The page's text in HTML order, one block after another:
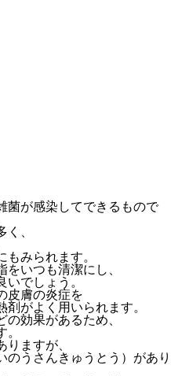
菌が感染してできるもので
、
みられます。
いつも清潔にし、
でしょう。
皮膚の炎症を
剤がよく用いられます。
効果があるため、
ますが、
のうさんきゅうとう）があり